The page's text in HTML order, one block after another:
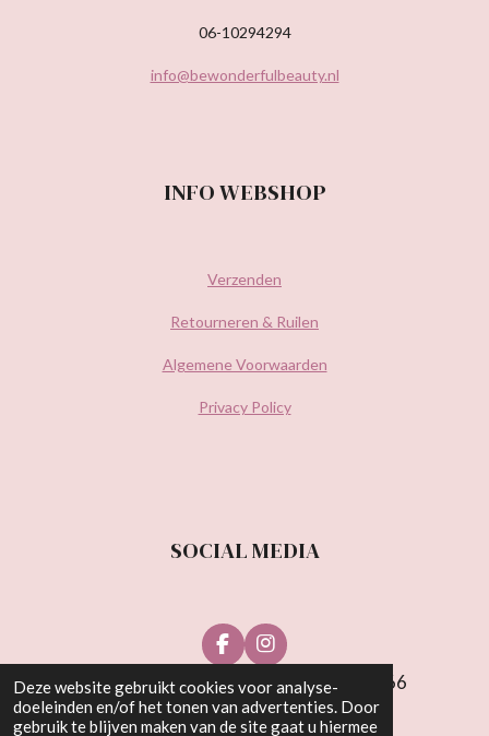
Deze website gebruikt cookies voor analyse-
doeleinden en/of het tonen van advertenties. Door
gebruik te blijven maken van de site gaat u hiermee
06-10294294
info@bewonderfulbeauty.nl
INFO WEBSHOP
Verzenden
Retourneren & Ruilen
Algemene Voorwaarden
Privacy Policy
SOCIAL MEDIA
F
c
e
b
I
s
t
a
© Be Wonderful Beauty 2021 | KvK: 81538766